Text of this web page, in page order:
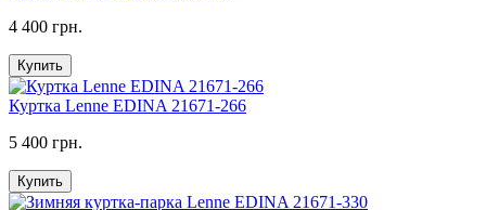
4 400 грн.
Купить
Куртка Lenne EDINA 21671-266
5 400 грн.
Купить